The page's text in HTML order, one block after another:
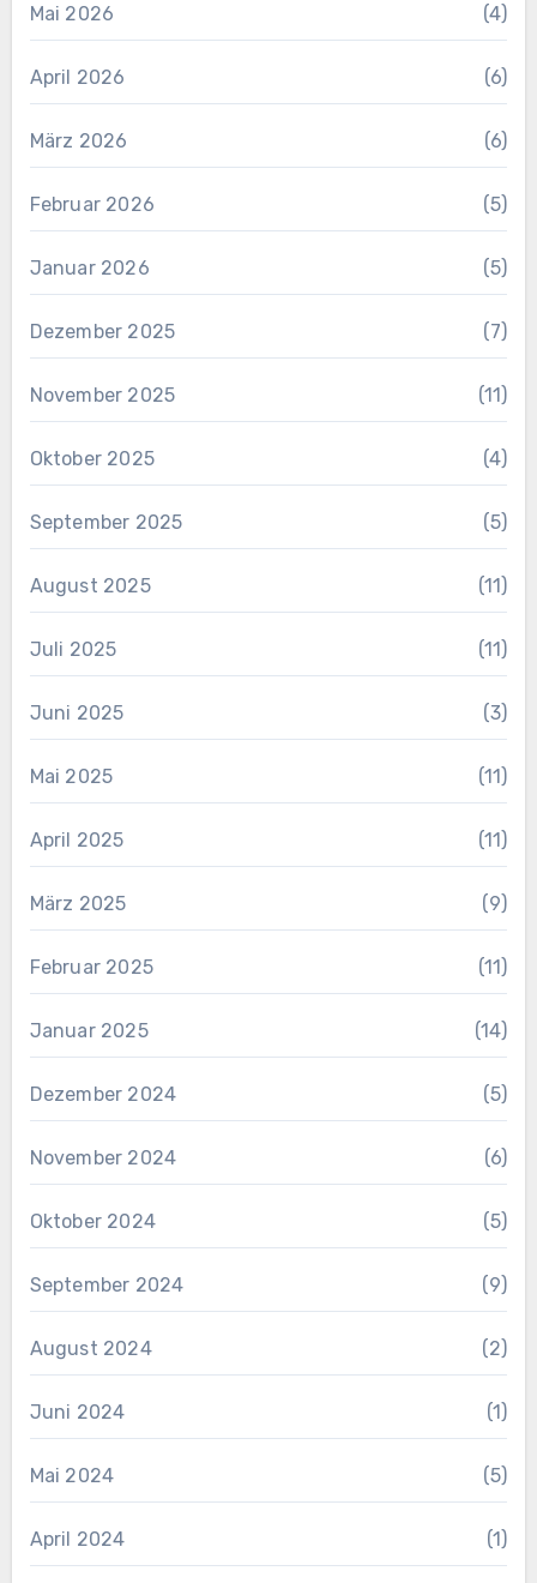
Mai 2026 (4)
April 2026 (6)
März 2026 (6)
Februar 2026 (5)
Januar 2026 (5)
Dezember 2025 (7)
November 2025 (11)
Oktober 2025 (4)
September 2025 (5)
August 2025 (11)
Juli 2025 (11)
Juni 2025 (3)
Mai 2025 (11)
April 2025 (11)
März 2025 (9)
Februar 2025 (11)
Januar 2025 (14)
Dezember 2024 (5)
November 2024 (6)
Oktober 2024 (5)
September 2024 (9)
August 2024 (2)
Juni 2024 (1)
Mai 2024 (5)
April 2024 (1)